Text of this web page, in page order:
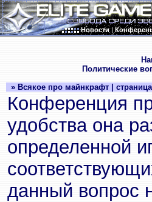
Новости|
Политические
» Всякое про майнкрафт |
Конференция
удобства она
определенной
данный вопрос